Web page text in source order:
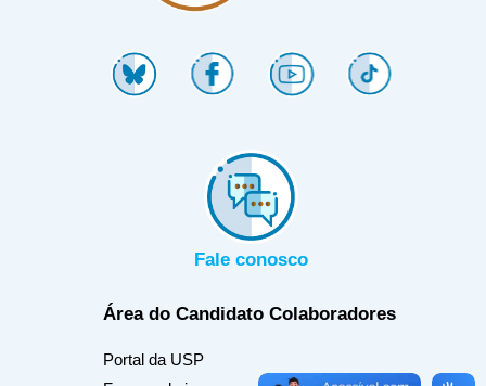
Fale conosco
Área do Candidato Colaboradores
Portal da USP